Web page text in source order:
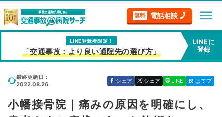
無料 電話相談 menu
LINE登録者限定！
「交通事故：より良い通院先の選び方」
LINEに
登録
最終更新日：
2022.08.26
シェア シェア LINE はてブ
小幡接骨院｜痛みの原因を明確にし、